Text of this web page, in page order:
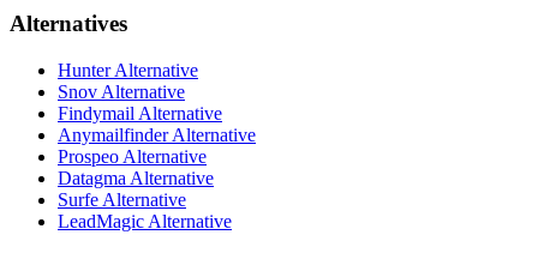
Alternatives
Hunter Alternative
Snov Alternative
Findymail Alternative
Anymailfinder Alternative
Prospeo Alternative
Datagma Alternative
Surfe Alternative
LeadMagic Alternative